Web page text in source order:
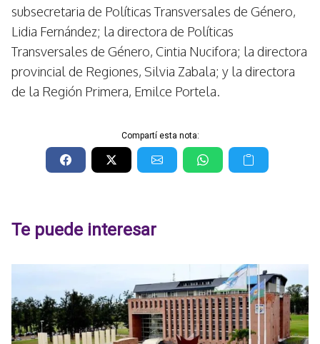
subsecretaria de Políticas Transversales de Género,
Lidia Fernández; la directora de Políticas
Transversales de Género, Cintia Nucifora; la directora
provincial de Regiones, Silvia Zabala; y la directora
de la Región Primera, Emilce Portela.
Compartí esta nota:
Te puede interesar